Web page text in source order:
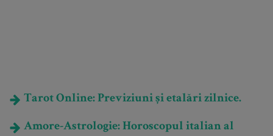
Tarot Online: Previziuni și etalări zilnice.
Amore-Astrologie: Horoscopul italian al